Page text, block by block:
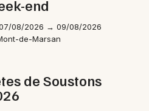
end
08/2026 → 09/08/2026
de-Marsan
de Soustons